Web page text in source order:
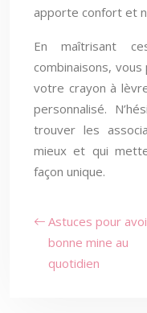
apporte confort et
En maîtrisant
combinaisons,
votre crayon à
personnalisé.
trouver les
mieux et qui
façon unique.
Astuces pour
bonne mine au
quotidien